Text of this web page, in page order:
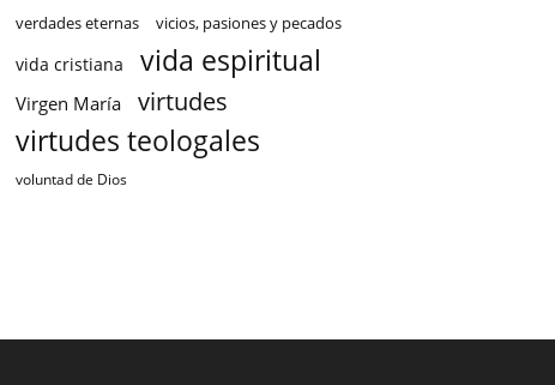
verdades eternas vicios, pasiones y pecados
vida cristiana vida espiritual
Virgen María virtudes
virtudes teologales
voluntad de Dios